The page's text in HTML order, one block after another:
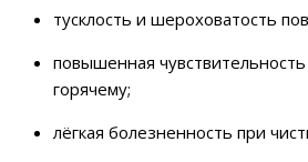
тусклость и шероховатость
повышенная
горячему;
лёгкая болезненность при